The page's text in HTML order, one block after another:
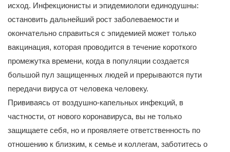
исход. Инфекционисты и эпидемиологи единодушны:
остановить дальнейший рост заболеваемости и
окончательно справиться с эпидемией может только
вакцинация, которая проводится в течение короткого
промежутка времени, когда в популяции создается
большой пул защищенных людей и прерываются пути
передачи вируса от человека человеку.
Прививаясь от воздушно-капельных инфекций, в
частности, от нового коронавируса, вы не только
защищаете себя, но и проявляете ответственность по
отношению к близким, к семье и коллегам, заботитесь о